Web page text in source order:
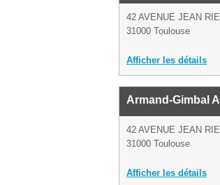
42 AVENUE JEAN
31000 Toulouse
Afficher les détails
Armand-Gimbal
42 AVENUE JEAN
31000 Toulouse
Afficher les détails